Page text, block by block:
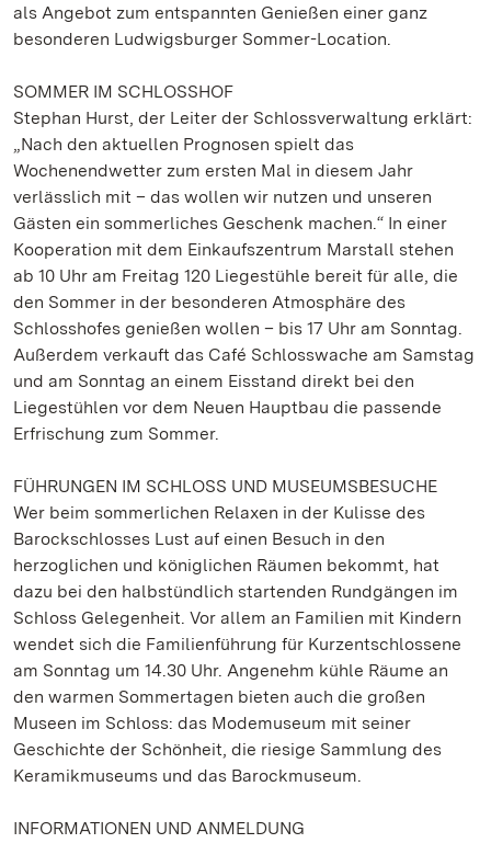
als Angebot zum entspannten Genießen einer ganz
besonderen Ludwigsburger Sommer-Location.
SOMMER IM SCHLOSSHOF
Stephan Hurst, der Leiter der Schlossverwaltung erklärt:
„Nach den aktuellen Prognosen spielt das
Wochenendwetter zum ersten Mal in diesem Jahr
verlässlich mit – das wollen wir nutzen und unseren
Gästen ein sommerliches Geschenk machen.“ In einer
Kooperation mit dem Einkaufszentrum Marstall stehen
ab 10 Uhr am Freitag 120 Liegestühle bereit für alle, die
den Sommer in der besonderen Atmosphäre des
Schlosshofes genießen wollen – bis 17 Uhr am Sonntag.
Außerdem verkauft das Café Schlosswache am Samstag
und am Sonntag an einem Eisstand direkt bei den
Liegestühlen vor dem Neuen Hauptbau die passende
Erfrischung zum Sommer.
FÜHRUNGEN IM SCHLOSS UND MUSEUMSBESUCHE
Wer beim sommerlichen Relaxen in der Kulisse des
Barockschlosses Lust auf einen Besuch in den
herzoglichen und königlichen Räumen bekommt, hat
dazu bei den halbstündlich startenden Rundgängen im
Schloss Gelegenheit. Vor allem an Familien mit Kindern
wendet sich die Familienführung für Kurzentschlossene
am Sonntag um 14.30 Uhr. Angenehm kühle Räume an
den warmen Sommertagen bieten auch die großen
Museen im Schloss: das Modemuseum mit seiner
Geschichte der Schönheit, die riesige Sammlung des
Keramikmuseums und das Barockmuseum.
INFORMATIONEN UND ANMELDUNG